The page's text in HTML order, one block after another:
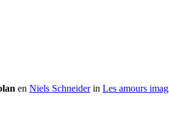
en Niels Schneiderin Les amours